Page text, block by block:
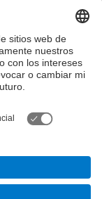
Politècnica